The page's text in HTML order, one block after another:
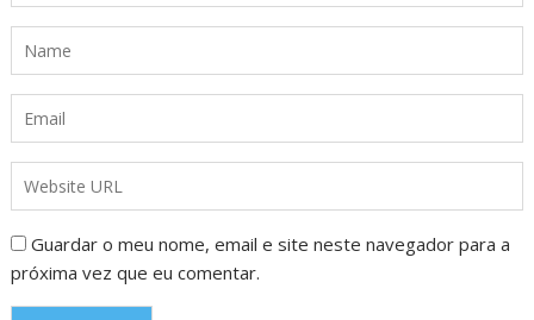
Guardar o meu nome, email e site neste navegador para a
próxima vez que eu comentar.